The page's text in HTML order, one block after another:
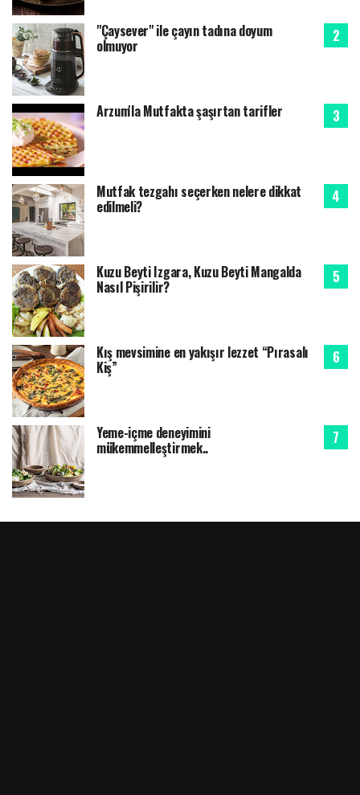
"Çaysever" ile çayın tadına doyum
olmuyor
Arzum'la Mutfakta şaşırtan tarifler
Mutfak tezgahı seçerken nelere dikkat
edilmeli?
Kuzu Beyti Izgara, Kuzu Beyti Mangalda
Nasıl Pişirilir?
Kış mevsimine en yakışır lezzet “Pırasalı
Kiş”
Yeme-içme deneyimini
mükemmelleştirmek..